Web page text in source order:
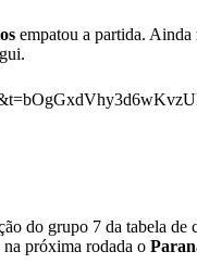
empatou a partida.
do grupo 7 da tabela de
próxima rodada o